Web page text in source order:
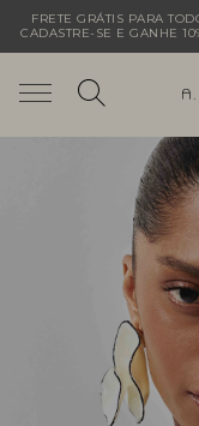
FRETE GRÁTIS PARA
CADASTRE-SE E GANHE